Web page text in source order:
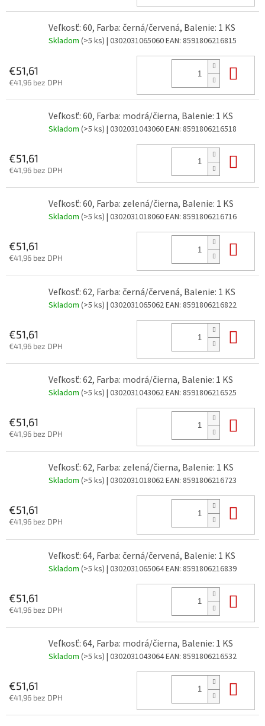
Veľkosť: 60, Farba: černá/červená, Balenie: 1 KS
Skladom (>5 ks) | 0302031065060EAN: 8591806216815
€51,61
€41,96 bez DPH
Veľkosť: 60, Farba: modrá/čierna, Balenie: 1 KS
Skladom (>5 ks) | 0302031043060EAN: 8591806216518
€51,61
€41,96 bez DPH
Veľkosť: 60, Farba: zelená/čierna, Balenie: 1 KS
Skladom (>5 ks) | 0302031018060EAN: 8591806216716
€51,61
€41,96 bez DPH
Veľkosť: 62, Farba: černá/červená, Balenie: 1 KS
Skladom (>5 ks) | 0302031065062EAN: 8591806216822
€51,61
€41,96 bez DPH
Veľkosť: 62, Farba: modrá/čierna, Balenie: 1 KS
Skladom (>5 ks) | 0302031043062EAN: 8591806216525
€51,61
€41,96 bez DPH
Veľkosť: 62, Farba: zelená/čierna, Balenie: 1 KS
Skladom (>5 ks) | 0302031018062EAN: 8591806216723
€51,61
€41,96 bez DPH
Veľkosť: 64, Farba: černá/červená, Balenie: 1 KS
Skladom (>5 ks) | 0302031065064EAN: 8591806216839
€51,61
€41,96 bez DPH
Veľkosť: 64, Farba: modrá/čierna, Balenie: 1 KS
Skladom (>5 ks) | 0302031043064EAN: 8591806216532
€51,61
€41,96 bez DPH